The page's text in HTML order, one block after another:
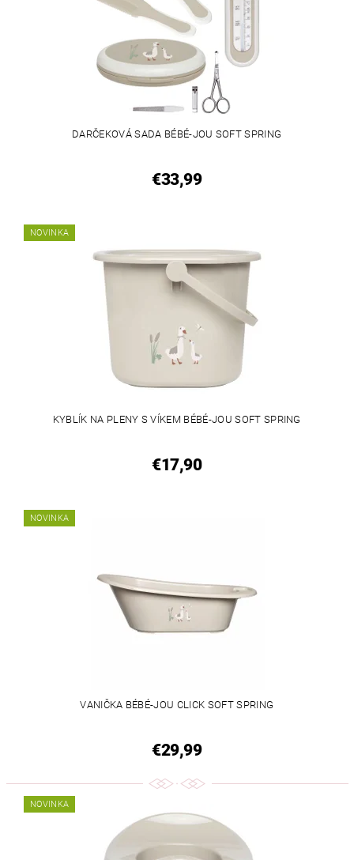
DARČEKOVÁ SADA BÉBÉ-JOU SOFT SPRING
€33,99
NOVINKA
KYBLÍK NA PLENY S VÍKEM BÉBÉ-JOU SOFT SPRING
€17,90
NOVINKA
VANIČKA BÉBÉ-JOU CLICK SOFT SPRING
€29,99
NOVINKA